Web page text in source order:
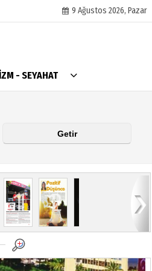
9 Ağustos 2026, Pazar
- SEYAHAT
AlanyaTime TV
Moovit
Künye
11 12